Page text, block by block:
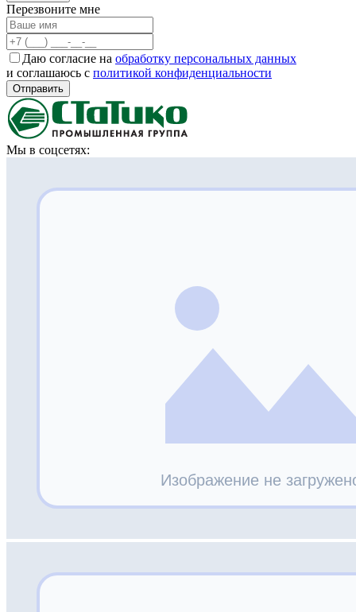
Перезвоните мне
Даю согласие на обработку персональных данных
и соглашаюсь с политикой конфиденциальности
Отправить
Мы в соцсетях: